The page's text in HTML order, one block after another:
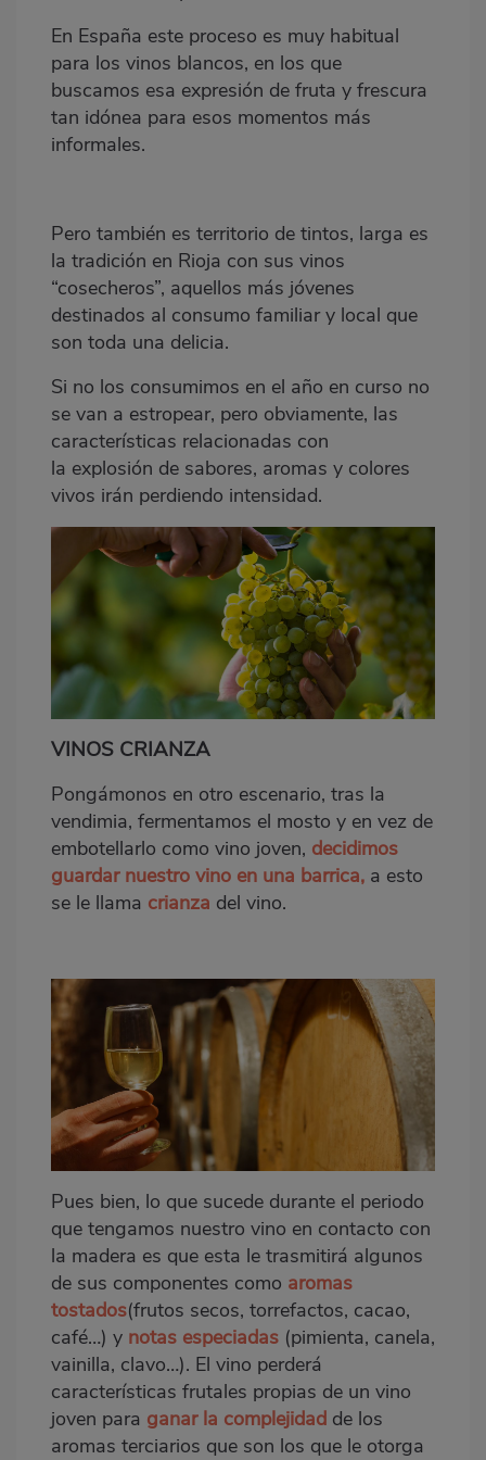
En España este proceso es muy habitual
para los vinos blancos, en los que
buscamos esa expresión de fruta y frescura
tan idónea para esos momentos más
informales.
Pero también es territorio de tintos, larga es
la tradición en Rioja con sus vinos
“cosecheros”, aquellos más jóvenes
destinados al consumo familiar y local que
son toda una delicia.
Si no los consumimos en el año en curso no
se van a estropear, pero obviamente, las
características relacionadas con
la explosión de sabores, aromas y colores
vivos irán perdiendo intensidad.
VINOS CRIANZA
Pongámonos en otro escenario, tras la
vendimia, fermentamos el mosto y en vez de
embotellarlo como vino joven, decidimos
guardar nuestro vino en una barrica, a esto
se le llama crianza del vino.
Pues bien, lo que sucede durante el periodo
que tengamos nuestro vino en contacto con
la madera es que esta le trasmitirá algunos
de sus componentes como aromas
tostados(frutos secos, torrefactos, cacao,
café…) y notas especiadas (pimienta, canela,
vainilla, clavo…). El vino perderá
características frutales propias de un vino
joven para ganar la complejidad de los
aromas terciarios que son los que le otorga